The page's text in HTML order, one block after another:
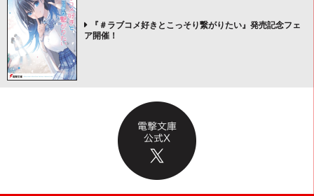
『＃ラブコメ好きとこっそり繋がりたい』発売記念フェ
ア開催！